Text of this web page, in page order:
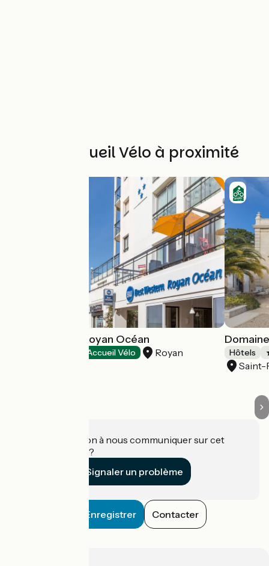
Autres Accueil Vélo à proximité
Best Western Royan Océan
Accueil Vélo Royan Hôtels
Saint-
Une information à nous communiquer sur cet
établissement ?
Signaler un problème
Enregistrer Contacter